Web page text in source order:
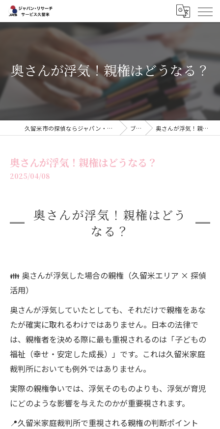
奥さんが浮気！親権はどうなる？
久留米市の探偵ならジャパン・リサーチサービス久留米 ブログ 奥さんが浮気！親権はどうなる？
奥さんが浮気！親権はどうなる？
2025/04/08
奥さんが浮気！親権はどう
なる？
👪 奥さんが浮気した場合の親権（久留米エリア × 探偵
活用）
奥さんが浮気していたとしても、それだけで親権をあな
たが確実に取れるわけではありません。日本の法律で
は、親権者を決める際に最も重視されるのは「子どもの
福祉（幸せ・安定した成長）」です。これは久留米家庭
裁判所においても例外ではありません。
実際の親権争いでは、浮気そのものよりも、浮気が育児
にどのような影響を与えたのかが重要視されます。
📍久留米家庭裁判所で重視される親権の判断ポイント